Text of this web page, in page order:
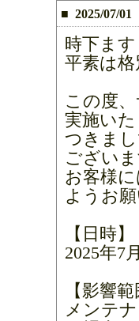
■ 2025/07/
時下ま
平素は
この度
実施いた
つきま
ございま
お客様
ようお願
【日時】
2025年7
【影響範
メンテ